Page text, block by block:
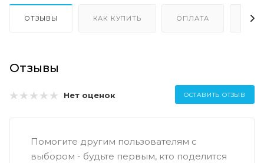
ОТЗЫВЫ КАК КУПИТЬ ОПЛАТА
Отзывы
Нет оценок ОСТАВИТЬ ОТЗЫВ
Помогите другим пользователям с
выбором - будьте первым, кто поделится